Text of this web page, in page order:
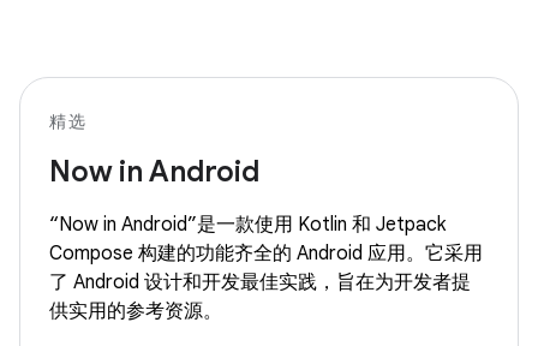
精选
Now in Android
“Now in Android”是一款使用 Kotlin 和 Jetpack
Compose 构建的功能齐全的 Android 应用。它采用
了 Android 设计和开发最佳实践，旨在为开发者提
供实用的参考资源。